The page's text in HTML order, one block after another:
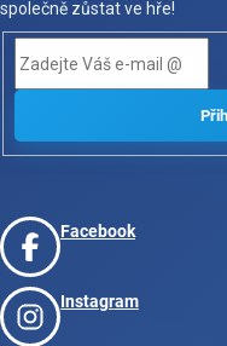
společně zůstat ve hře!
Facebook
Instagram